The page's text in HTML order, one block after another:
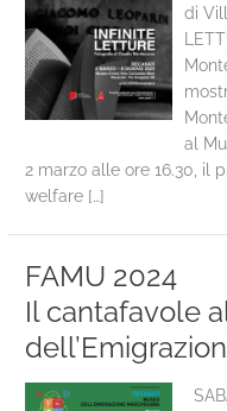
di
al
2 marzo alle ore 16.30, il
welfare […]
FAMU 2024
Il cantafavole